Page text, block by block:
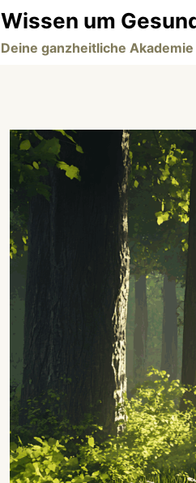
Wissen um
Deine ganzheitliche Akademie